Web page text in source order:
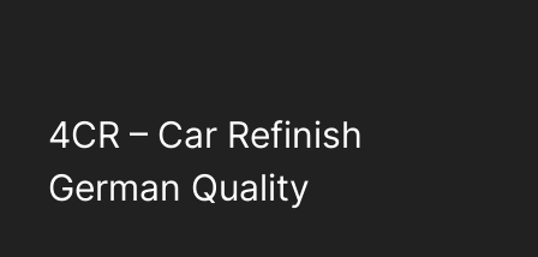
4CR – Car Refinish
German Quality